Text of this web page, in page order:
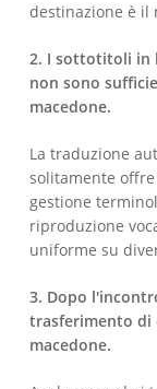
destinazione è il
2. I sottotitoli in
non sono
macedone.
La traduzione
solitamente
gestione
riproduzione
uniforme su
3. Dopo
trasferimento di
macedone.